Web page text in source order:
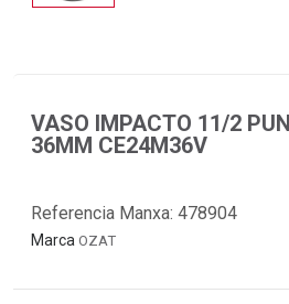
VASO IMPACTO 11/2
36MM CE24M36V
Referencia Manxa: 478904
Marca OZAT